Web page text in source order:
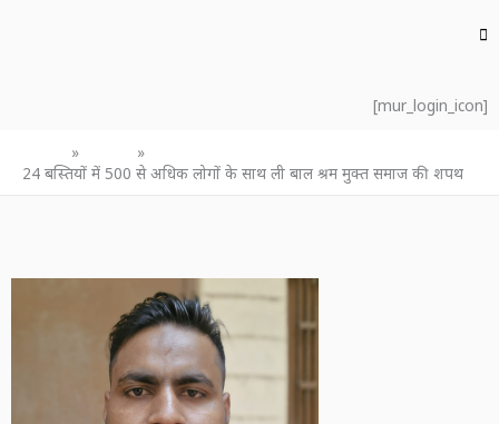
[mur_login_icon]
24 बस्तियों में 500 से अधिक लोगों के साथ ली बाल श्रम मुक्त समाज की शपथ